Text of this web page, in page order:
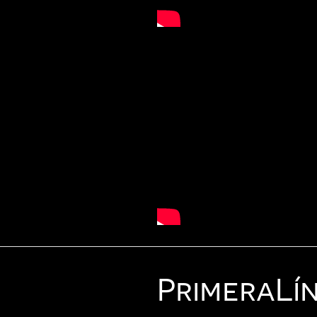
Primera